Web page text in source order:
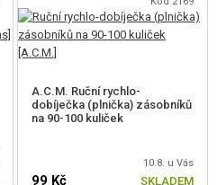
A.C.M. Ruční rychlo-
dobíječka (plnička) zásobníků
na 90-100 kuliček
10.8. u Vás
99 Kč SKLADEM